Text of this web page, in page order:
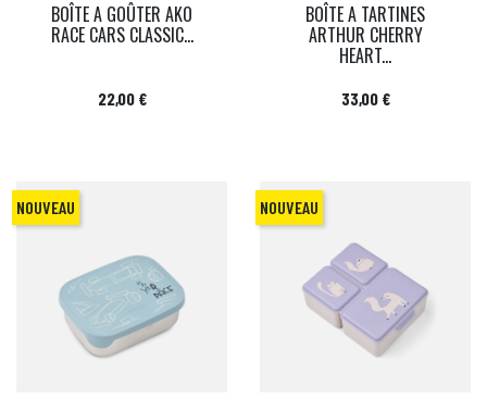
BOÎTE A GOÛTER AKO
RACE CARS CLASSIC...
Prix
22,00 €
BOÎTE A TARTINES
ARTHUR CHERRY
HEART...
Prix
33,00 €
NOUVEAU NOUVEAU